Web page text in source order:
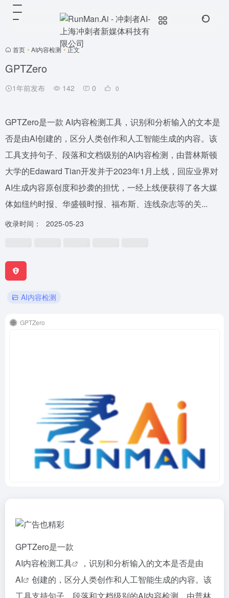
首页 • AI内容检测 • 正文
GPTZero
1年前发布 142 0 0
GPTZero是一款 AI内容检测工具，识别和分析输入的文本是
否是由AI创建的，区分人类创作和人工智能生成的内容。该
工具支持句子、段落和文档级别的AI内容检测，由普林斯顿
大学的Edaward Tian开发并于2023年1月上线，回应业界对
AI生成内容原创度和抄袭的担忧，一经上线便获得了各大媒
体如纽约时报、华盛顿时报、福布斯、连线杂志等的关...
收录时间： 2025-05-23
AI内容检测
GPTZero
GPTZero是一款
AI内容检测工具
，识别和分析输入的文本是否是由
AI
创建的，区分人类创作和人工智能生成的内容。该
工具支持句子、段落和文档级别的AI内容检测，由普林